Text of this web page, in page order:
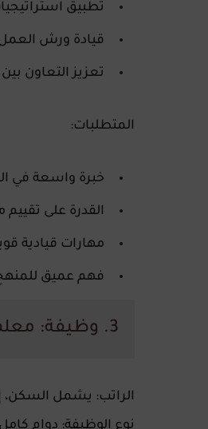
تطبيق
قيادة ورش العمل
تعزيز التعاون
المتطلبات:
خبرة واسعة في
القدرة على
مهارات قيادية
فهم عميق للمنهج
3. وظيفة: معلم التربية البدنية للمرحلة الثانوية (للفتيات فقط)
الراتب: يشمل السكن،
نوع الوظيفة: دوام